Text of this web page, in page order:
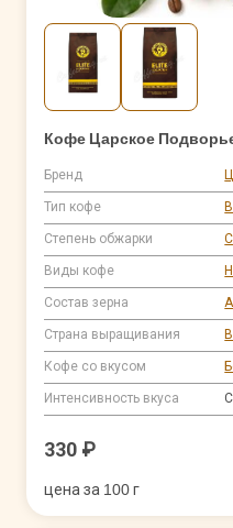
Кофе Царское
Бренд
Тип кофе
Степень обжарки
Виды кофе
Состав зерна
Страна выращивания
Кофе со вкусом
Интенсивность вкуса
330 ₽
цена за 100 г